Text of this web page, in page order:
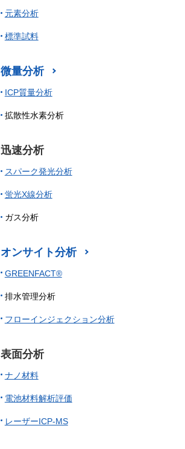
元素分析
標準試料
微量分析
ICP質量分析
拡散性水素分析
迅速分析
スパーク発光分析
蛍光X線分析
ガス分析
オンサイト分析
GREENFACT®
排水管理分析
フローインジェクション分析
表面分析
ナノ材料
電池材料解析評価
レーザーICP-MS